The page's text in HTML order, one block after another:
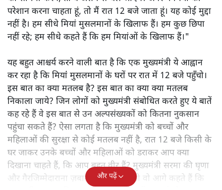
परेशान करना चाहता हूं, तो मैं रात 12 बजे जाता हूं। यह कोई मुद्दा
नहीं है। हम सीधे मियां मुसलमानों के खिलाफ हैं। हम कुछ छिपा
नहीं रहे; हम सीधे कहते हैं कि हम मियांओं के खिलाफ हैं।"
यह बहुत आश्चर्य करने वाली बात है कि एक मुख्यमंत्री ये आह्वान
कर रहा है कि मियांं मुसलमानों के घरों पर रात में 12 बजे पहुँचो।
इस बात का क्या मतलब है? इस बात का क्या क्या मतलब
निकाला जाये? जिन लोगों को मुख्यमंत्री संबोधित करते हुए ये बातें
कह रहे हैं वे इस बात से उन अल्पसंख्यकों को कितना नुकसान
पहुंचा सकते हैं? ऐसा लगता है कि मुख्यमंत्री को बच्चों और
महिलाओं की सुरक्षा से कोई मतलब नहीं है, रात 12 बजे किसी के
घर जाकर उनके बच्चों और महिलाओं को डराकर आप क्या
दिखाना चाहते हैं, कि आप बहुत वीर हैं? मुख्यमंत्री सरमा की घृणा
और गैरजिम्मेदाराना ज़बान यहीं नहीं रुकती वो आगे कहते हैं कि
और पढ़ें